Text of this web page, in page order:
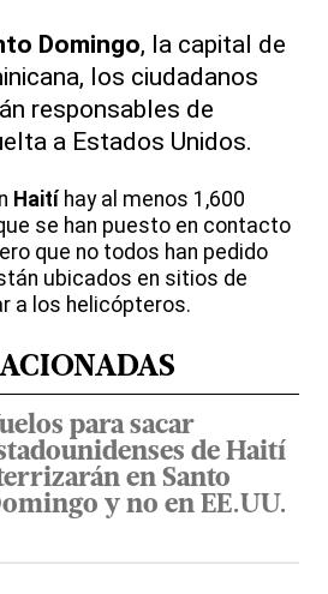
Domingo, la capital de
los ciudadanos
responsables de
a Estados Unidos.
Haití hay al menos 1,600
se han puesto en contacto
que no todos han pedido
ubicados en sitios de
a los helicópteros.
para sacar
de Haití
en Santo
y no en EE.UU.